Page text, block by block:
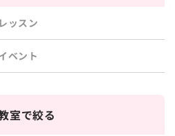
レッスン
ベント
室で絞る